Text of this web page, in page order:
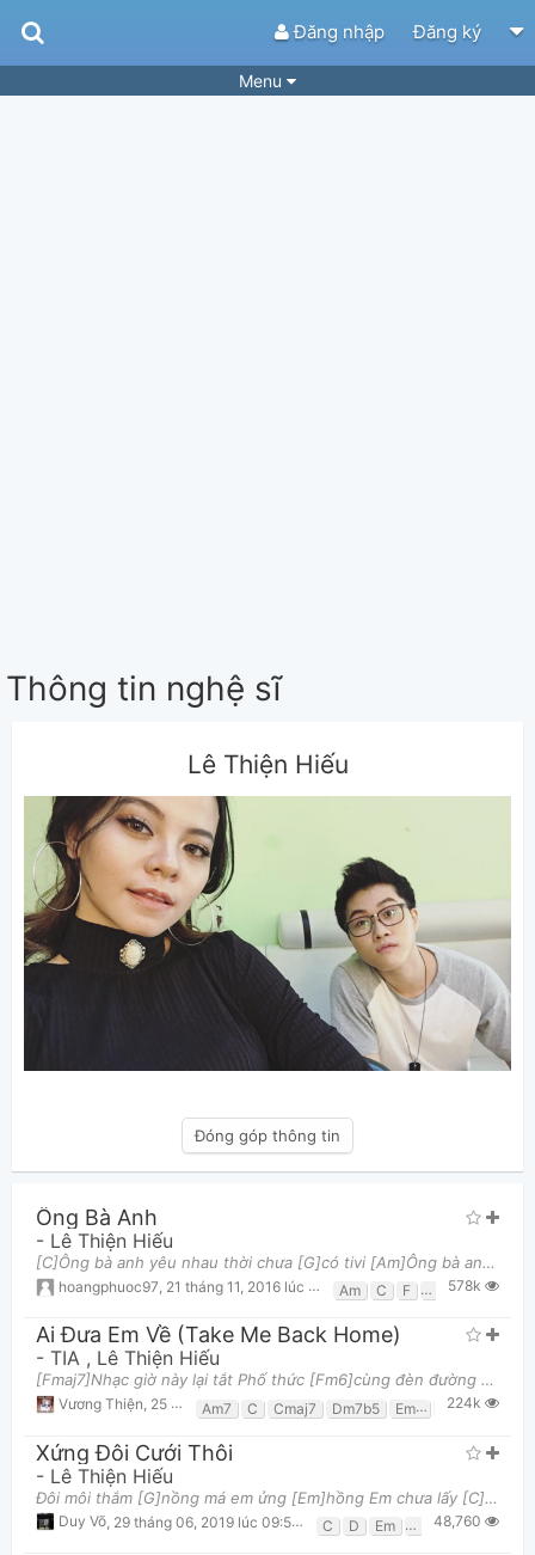
Đăng nhập Đăng ký
Menu
Thông tin nghệ sĩ
Lê Thiện Hiếu
Đóng góp thông tin
Ông Bà Anh
- Lê Thiện Hiếu
[C]Ông bà anh yêu nhau thời chưa [G]có tivi [Am]Ông bà anh yêu nhau thời chưa [F]có xe hơi [C]Ông
hoangphuoc97 21 tháng 11, 2016 lúc 05:47pm Am C F G 578k
Ai Đưa Em Về (Take Me Back Home)
- TIA , Lê Thiện Hiếu
[Fmaj7]Nhạc giờ này lại tắt Phố thức [Fm6]cùng đèn đường hiu hắt Có chút [Em7]mưa bay qua mi mắt
Vương Thiện, 25 tháng 07, 2019 lúc 07:04am Am7 C Cmaj7 Dm7b5 Em7 Em7/D
224k
Xứng Đôi Cưới Thôi
- Lê Thiện Hiếu
Đôi môi thắm [G]nồng má em ửng [Em]hồng Em chưa lấy [C]chồng thì về anh [D]trông Anh chưa có [G]
Duy Võ 29 tháng 06, 2019 lúc 09:50pm C D Em G 48,760